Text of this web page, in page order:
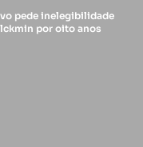
pede inelegibilidade
por oito anos